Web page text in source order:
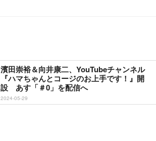
濱田崇裕＆向井康二、YouTubeチャンネル
『ハマちゃんとコージのお上手です！』開
設 あす「＃0」を配信へ
2024-05-29